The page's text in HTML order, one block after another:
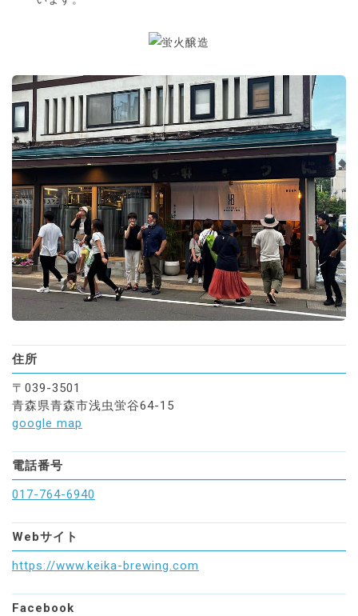
住所
〒039-3501
青森県青森市浅虫蛍谷64-15
google map
電話番号
017-764-6940
Webサイト
https://www.keika-brewing.com
Facebook